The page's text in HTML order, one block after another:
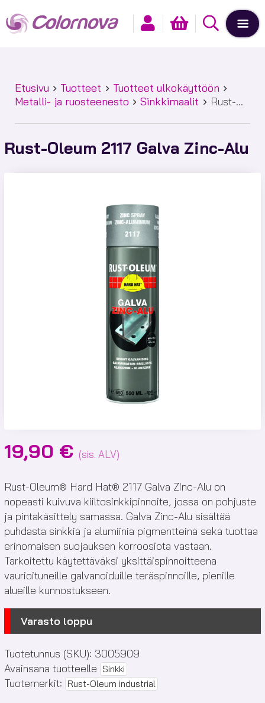
Etusivu Tuotteet
Tuotteet ulkokäyttöön
Metalli- ja ruosteenesto
Sinkkimaalit
Rust-
Rust-Oleum 2117 Galva Zinc-Alu
19,90 € (sis. ALV)
Rust-Oleum® Hard Hat® 2117 Galva Zinc-Alu on
nopeasti kuivuva kiiltosinkkipinnoite, jossa on pohjuste
ja pintakäsittely samassa. Galva Zinc-Alu sisältää
puhdasta sinkkiä ja alumiinia pigmentteinä sekä tuottaa
erinomaisen suojauksen korroosiota vastaan.
Tarkoitettu käytettäväksi yksittäispinnoitteena
vaurioituneille galvanoiduille teräspinnoille, pienille
alueille kunnostukseen.
Varasto loppu
Tuotetunnus (SKU): 3005909
Avainsana tuotteelle Sinkki
Tuotemerkit: Rust-Oleum industrial